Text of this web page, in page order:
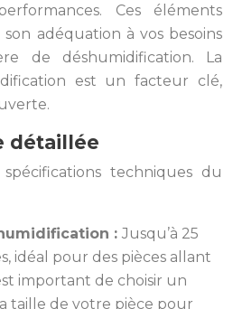
Ces éléments
adéquation à vos besoins
de déshumidification. La
est un facteur clé,
détaillée
techniques du
: Jusqu’à 25
idéal pour des pièces allant
important de choisir un
taille de votre pièce pour